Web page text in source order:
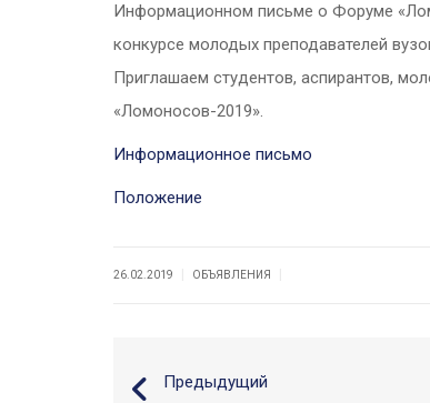
Информационном письме о Форуме
конкурсе молодых преподавателей
Приглашаем студентов, аспирантов,
«Ломоносов-2019».
Информационное письмо
Положение
26.02.2019 ОБЪЯВЛЕНИЯ
Предыдущий